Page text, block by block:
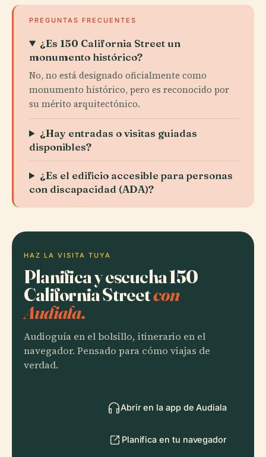
PREGUNTAS FRECUENTES
¿Es 150 California Street un
monumento histórico?
No, no está designado oficialmente como
monumento histórico, pero es reconocido por
su mérito arquitectónico.
¿Hay entradas o visitas guiadas
disponibles?
¿Es el edificio accesible para personas
con discapacidad (ADA)?
HAZ LA VISITA TUYA
Planifica y escucha 150
California Streetcon
Audiala.
Audioguía en el bolsillo, itinerario en el
navegador. Pensado para cómo viajas de
verdad.
Abrir en la app de Audiala
Planifica en tu navegador